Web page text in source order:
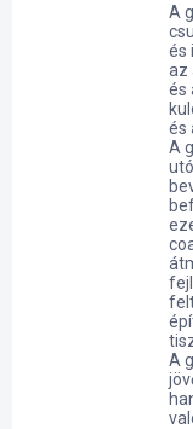
A
és
az
és
és
A
A